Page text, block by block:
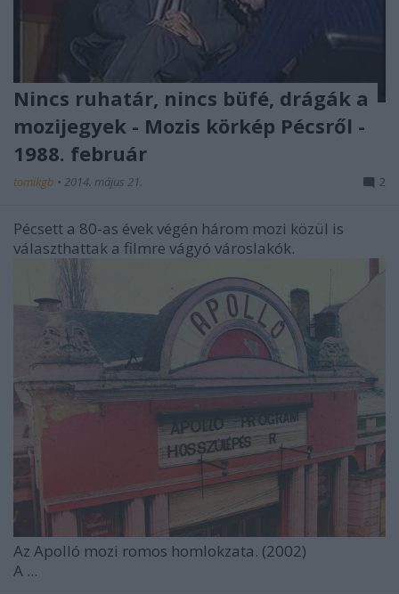
Nincs ruhatár, nincs büfé, drágák a
mozijegyek - Mozis körkép Pécsről -
1988. február
tomikgb • 2014. május 21. 2
Pécsett a 80-as évek végén három mozi közül is
választhattak a filmre vágyó városlakók.
Az Apolló mozi romos homlokzata. (2002)
A ...